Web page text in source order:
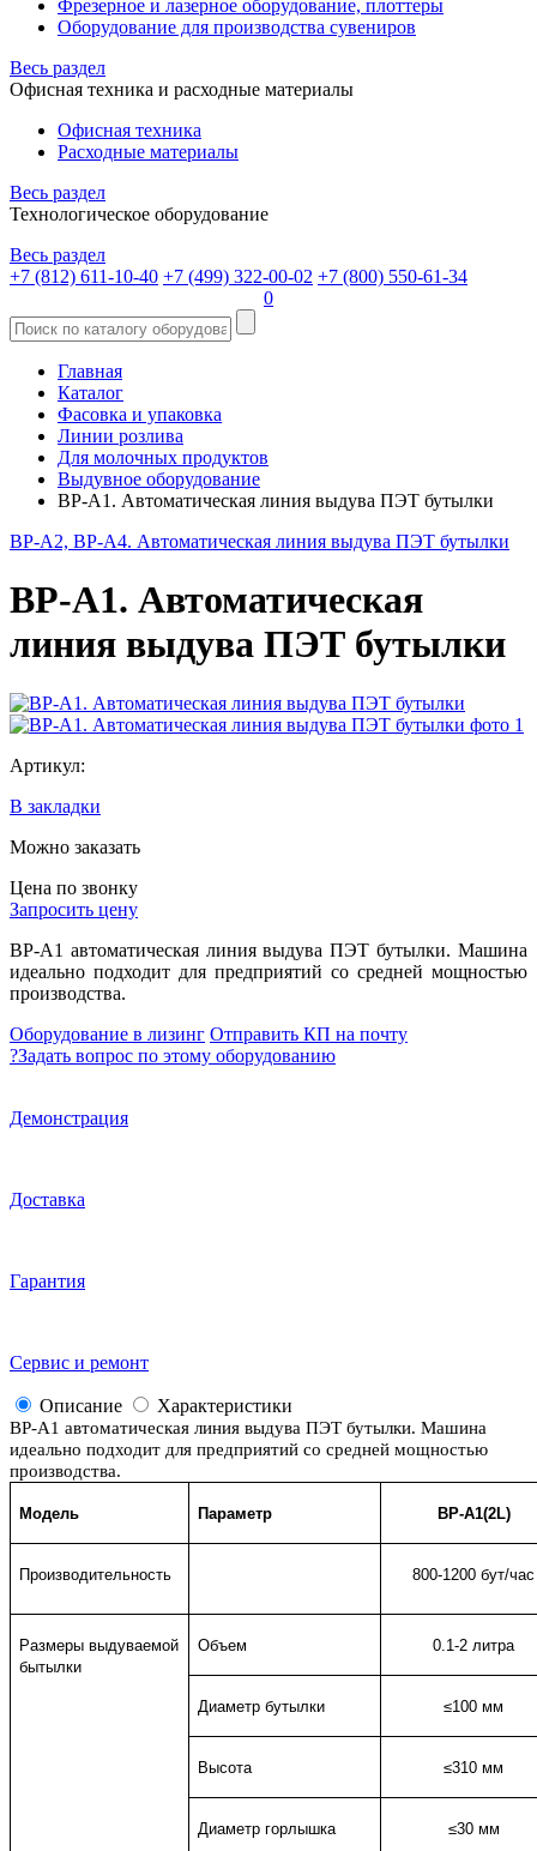
Фрезерное и лазерное оборудование, плоттеры
Оборудование для производства сувениров
Весь раздел
Офисная техника и расходные материалы
Офисная техника
Расходные материалы
Весь раздел
Технологическое оборудование
Весь раздел
+7 (812) 611-10-40 +7 (499) 322-00-02 +7 (800) 550-61-34
0
Главная
Каталог
Фасовка и упаковка
Линии розлива
Для молочных продуктов
Выдувное оборудование
ВР-A1. Автоматическая линия выдува ПЭТ бутылки
ВР-A2, ВР-A4. Автоматическая линия выдува ПЭТ бутылки
ВР-A1. Автоматическая
линия выдува ПЭТ бутылки
Артикул:
В закладки
Можно заказать
Цена по звонку
Запросить цену
ВР-A1 автоматическая линия выдува ПЭТ бутылки. Машина
идеально подходит для предприятий со средней мощностью
производства.
Оборудование в лизинг Отправить КП на почту
?Задать вопрос по этому оборудованию
Демонстрация
Доставка
Гарантия
Сервис и ремонт
Описание Характеристики
ВР-A1 автоматическая линия выдува ПЭТ бутылки. Машина
идеально подходит для предприятий со средней мощностью
производства.
Модель Параметр ВР-A1(2L)
Производительность 800-1200 бут/час
Размеры выдуваемой
бытылки
Объем 0.1-2 литра
Диаметр бутылки ≤100 мм
Высота ≤310 мм
Диаметр горлышка ≤30 мм